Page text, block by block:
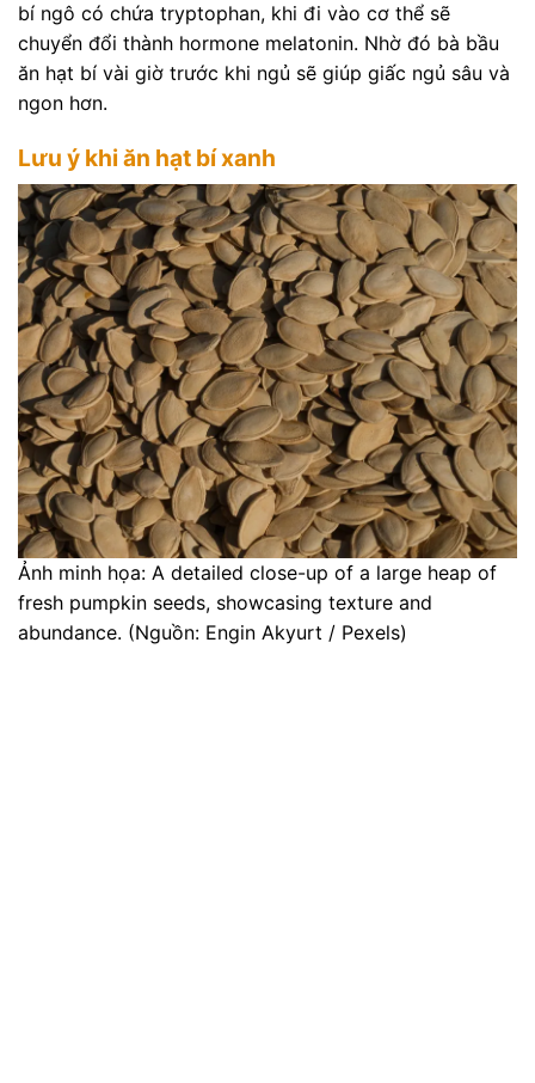
bí ngô có chứa tryptophan, khi đi vào cơ thể sẽ
chuyển đổi thành hormone melatonin. Nhờ đó bà bầu
ăn hạt bí vài giờ trước khi ngủ sẽ giúp giấc ngủ sâu và
ngon hơn.
Lưu ý khi ăn hạt bí xanh
Ảnh minh họa: A detailed close-up of a large heap of
fresh pumpkin seeds, showcasing texture and
abundance. (Nguồn: Engin Akyurt / Pexels)